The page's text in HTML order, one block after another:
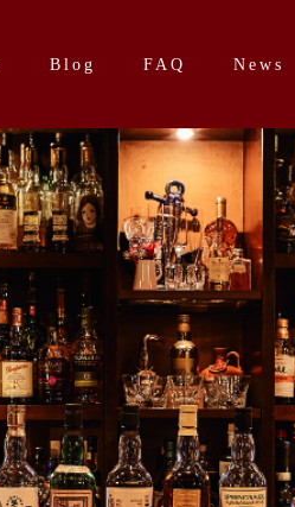
Blog FAQ News